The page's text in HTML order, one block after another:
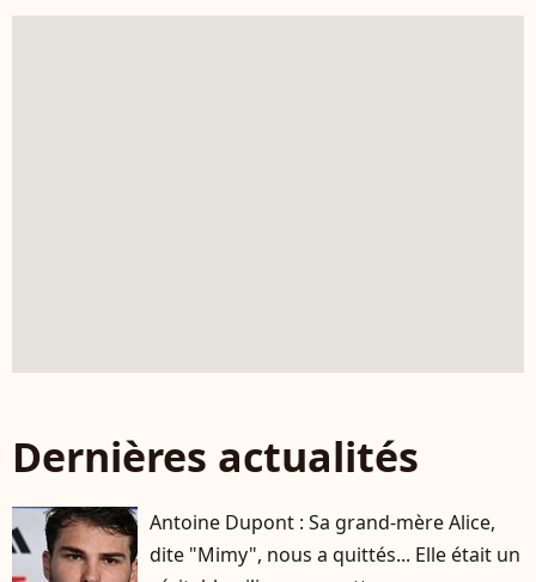
Dernières actualités
Antoine Dupont : Sa grand-mère Alice,
dite "Mimy", nous a quittés... Elle était un